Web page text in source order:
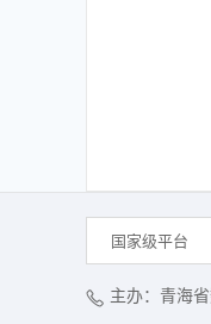
国家级平台
主办：青海